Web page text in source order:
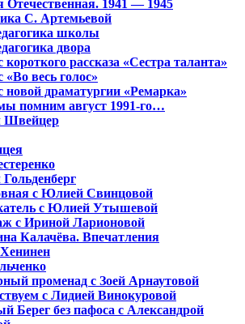
Отечественная. 1941 — 1945
С. Артемьевой
школы
двора
короткого рассказа «Сестра таланта»
«Во весь голос»
новой драматургии «Ремарка»
помним август 1991-го…
Швейцер
с Юлией Свинцовой
с Юлией Утышевой
с Ириной Ларионовой
Калачёва. Впечатления
променад с Зоей Арнаутовой
с Лидией Винокуровой
Берег без пафоса с Александрой